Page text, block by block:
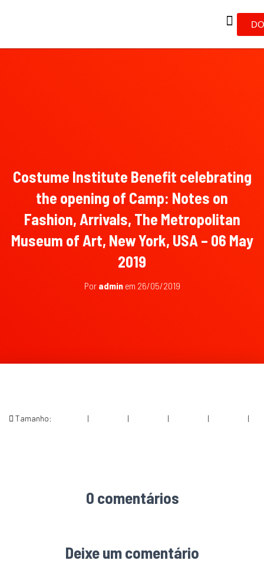
Costume Institute Benefit celebrating
the opening of Camp: Notes on
Fashion, Arrivals, The Metropolitan
Museum of Art, New York, USA – 06 May
2019
Por adminem 26/05/2019
Tamanho: | | | |
|
0 comentários
Deixe um comentário